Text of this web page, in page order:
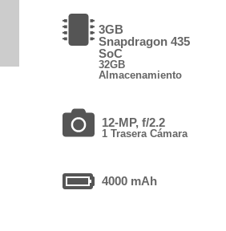
3GB
Snapdragon 435
SoC
32GB
Almacenamiento
12-MP, f/2.2
1 Trasera Cámara
4000 mAh